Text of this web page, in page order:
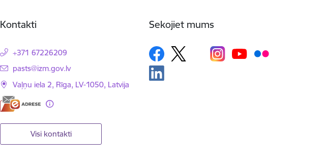
Kontakti
+371 67226209
E-pasts:
pasts@izm.gov.lv
Vaļņu iela 2, Rīga, LV-1050, Latvija
Visi kontakti
Sekojiet mums